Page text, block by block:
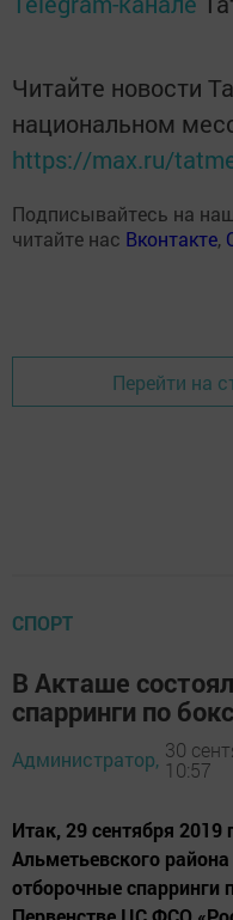
Читайте новости
национальном
https://max.ru/
Подписывайтесь на
читайте нас Вконтакте,
Перейти на
СПОРТ
В Акташе
спарринги по
Администратор, 30
10:57
Итак, 29 сентября 2019
Альметьевского
отборочные спарринги